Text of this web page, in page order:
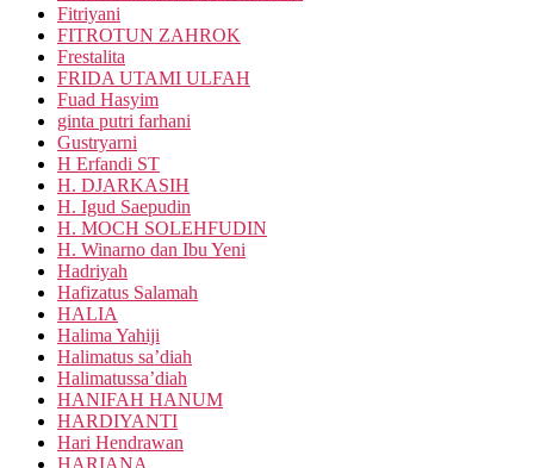
Fitriyani
FITROTUN ZAHROK
Frestalita
FRIDA UTAMI ULFAH
Fuad Hasyim
ginta putri farhani
Gustryarni
H Erfandi ST
H. DJARKASIH
H. Igud Saepudin
H. MOCH SOLEHFUDIN
H. Winarno dan Ibu Yeni
Hadriyah
Hafizatus Salamah
HALIA
Halima Yahiji
Halimatus sa’diah
Halimatussa’diah
HANIFAH HANUM
HARDIYANTI
Hari Hendrawan
HARIANA